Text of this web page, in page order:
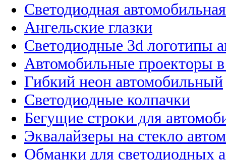
Светодиодная
Ангельские глазки
Светодиодные 3d логотипы
Автомобильные проекторы
Гибкий неон автомобильный
Светодиодные колпачки
Бегущие строки для
Эквалайзеры на стекло
Обманки для светодиодных